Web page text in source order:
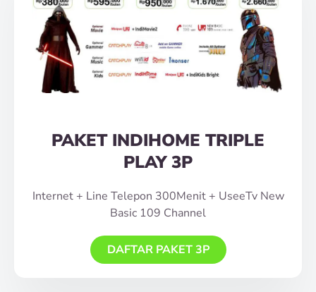
PAKET INDIHOME TRIPLE
PLAY 3P
Internet + Line Telepon 300Menit + UseeTv New
Basic 109 Channel
DAFTAR PAKET 3P